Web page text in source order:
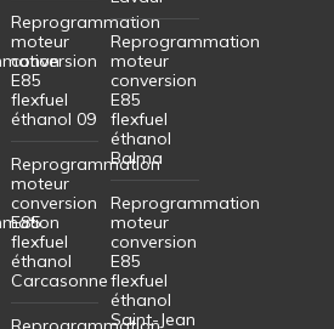
Reprogrammation
moteur
conversion
E85
flexfuel
éthanol 09
Reprogrammation
moteur
conversion
E85
flexfuel
éthanol
Carcasonne
Reprogrammation
moteur
conversion
E85
flexfuel
éthanol
Balma
Reprogrammation
moteur
conversion
E85
flexfuel
éthanol
Saint-Jean